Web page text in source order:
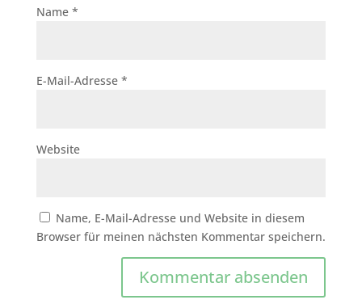
Name *
E-Mail-Adresse *
Website
Name, E-Mail-Adresse und Website in diesem
Browser für meinen nächsten Kommentar speichern.